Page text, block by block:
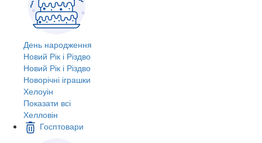
День народження
Новий Рік і Різдво
Новий Рік і Різдво
Новорічні іграшки
Хелоуін
Показати всі
Хелловін
Госптовари